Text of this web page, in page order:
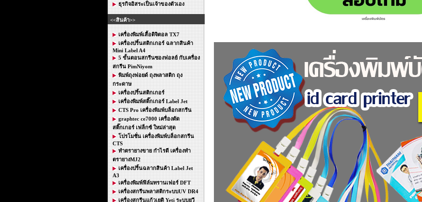
ธุรกิจอิสระเป็นเจ้าของตัวเอง
<<สินค้า>>
เครื่องพิมพ์เสื้อดิจิตอล TX7
เครื่องปริ้นสติกเกอร์ ฉลากสินค้า
Mini Label A4
5 ขั้นตอนสกรีนซองฟอลย์ กับเครื่อง
สกรีน PimNiyom
พิมพ์ถุงฟอยด์ ถุงพลาสติก ถุง
กระดาษ
เครื่องปริ้นสติกเกอร์
เครื่องพิมพ์สติ๊กเกอร์ Label Jet
CTS Pro เครื่องพิมพ์บล็อกสกรีน
graphtec ce7000 เครื่องตัด
สติ๊กเกอร์ เฟล็กซ์ ใหม่ล่าสุด
โปรโมชั่น เครื่องพิมพ์บล็อกสกรีน
CTS
ทำตรายางขาย กำไรดี เครื่องทำ
ตรายางMJ2
เครื่องปริ้นฉลากสินค้า Label Jet
A3
เครื่องพิมพ์ฟิล์มทรานเฟอร์ DFT
เครื่องสกรีนพลาสติกระบบUV DR4
เครื่องสกรีนแก้วเยติ Yeti ระบบยูวี